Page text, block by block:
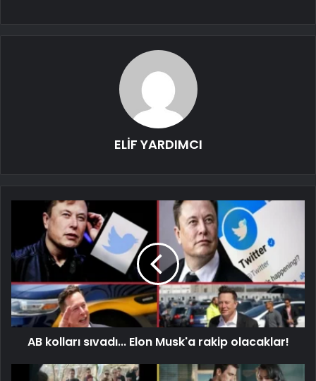
ELİF YARDIMCI
AB kolları sıvadı... Elon Musk'a rakip olacaklar!